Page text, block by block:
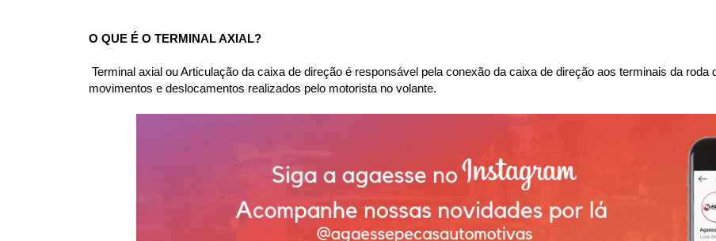
O QUE É O TERMINAL AXIAL?
Terminal axial ou Articulação da caixa de direção é responsável pela conexão da caixa de direção aos terminais da
movimentos e deslocamentos realizados pelo motorista no volante.